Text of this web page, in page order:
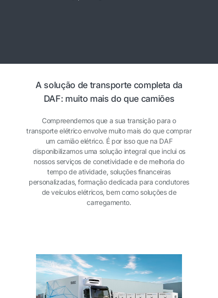
A solução de transporte completa da
DAF: muito mais do que camiões
Compreendemos que a sua transição para o
transporte elétrico envolve muito mais do que comprar
um camião elétrico. É por isso que na DAF
disponibilizamos uma solução integral que inclui os
nossos serviços de conetividade e de melhoria do
tempo de atividade, soluções financeiras
personalizadas, formação dedicada para condutores
de veículos elétricos, bem como soluções de
carregamento.